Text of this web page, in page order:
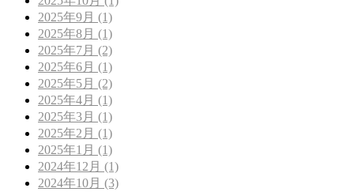
2025年9月 (1)
2025年8月 (1)
2025年7月 (2)
2025年6月 (1)
2025年5月 (2)
2025年4月 (1)
2025年3月 (1)
2025年2月 (1)
2025年1月 (1)
2024年12月 (1)
2024年10月 (3)